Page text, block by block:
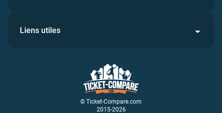
© Ticket-Compare.com
2015-2026
Liens utiles